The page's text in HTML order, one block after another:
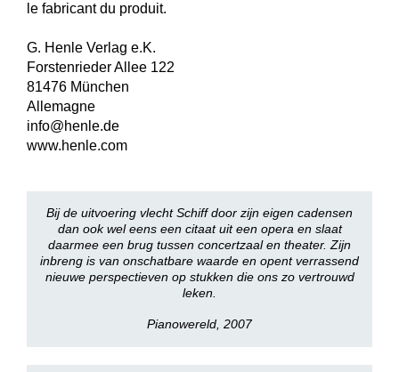
le fabricant du produit.
G. Henle Verlag e.K.
Forstenrieder Allee 122
81476 München
Allemagne
info@henle.de
www.henle.com
Bij de uitvoering vlecht Schiff door zijn eigen cadensen
dan ook wel eens een citaat uit een opera en slaat
daarmee een brug tussen concertzaal en theater. Zijn
inbreng is van onschatbare waarde en opent verrassend
nieuwe perspectieven op stukken die ons zo vertrouwd
leken.
Pianowereld, 2007